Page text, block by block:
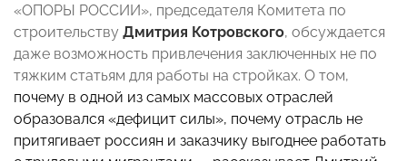
«ОПОРЫ РОССИИ», председателя Комитета по
строительству Дмитрия Котровского, обсуждается
даже возможность привлечения заключенных не по
тяжким статьям для работы на стройках. О том,
почему в одной из самых массовых отраслей
образовался «дефицит силы», почему отрасль не
притягивает россиян и заказчику выгоднее работать